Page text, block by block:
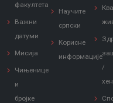
факултета
Важни
датуми
Мисија
Чињенице
и
бројке
Научите
српски
Корисне
информације
/